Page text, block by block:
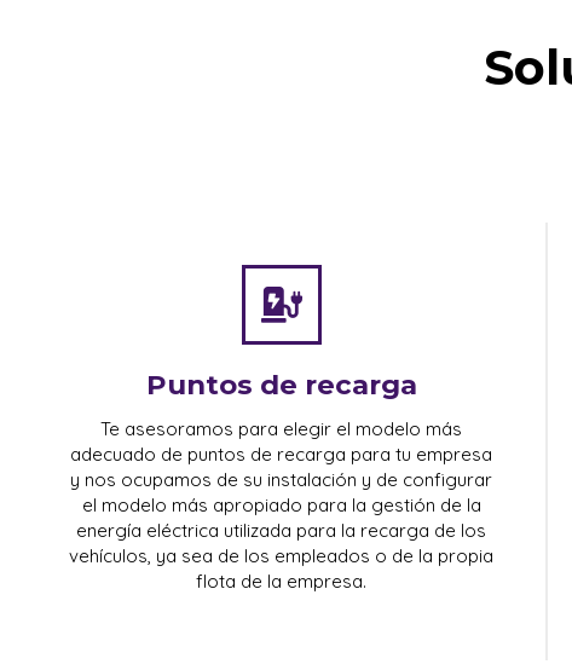
Puntos de recarga
Te asesoramos para elegir el modelo más
adecuado de puntos de recarga para tu empresa
y nos ocupamos de su instalación y de configurar
el modelo más apropiado para la gestión de la
energía eléctrica utilizada para la recarga de los
vehículos, ya sea de los empleados o de la propia
flota de la empresa.